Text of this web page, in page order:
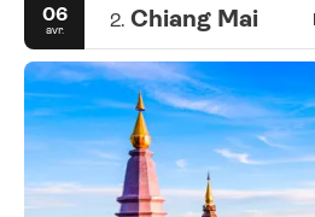
06
avr. 2. Chiang Mai